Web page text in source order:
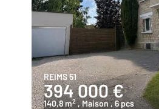
REIMS 51
394 000 €
140,8 m2 , Maison, 6 pcs